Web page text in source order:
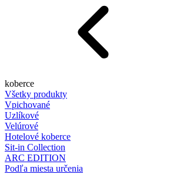
koberce
Všetky produkty
Vpichované
Uzlíkové
Velúrové
Hotelové koberce
Sit-in Collection
ARC EDITION
Podľa miesta určenia